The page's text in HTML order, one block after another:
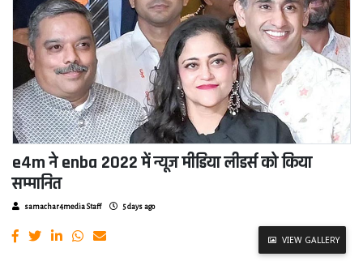
e4m ने enba 2022 में न्यूज मीडिया लीडर्स को किया
सम्मानित
samachar4media Staff 5 days ago
VIEW GALLERY